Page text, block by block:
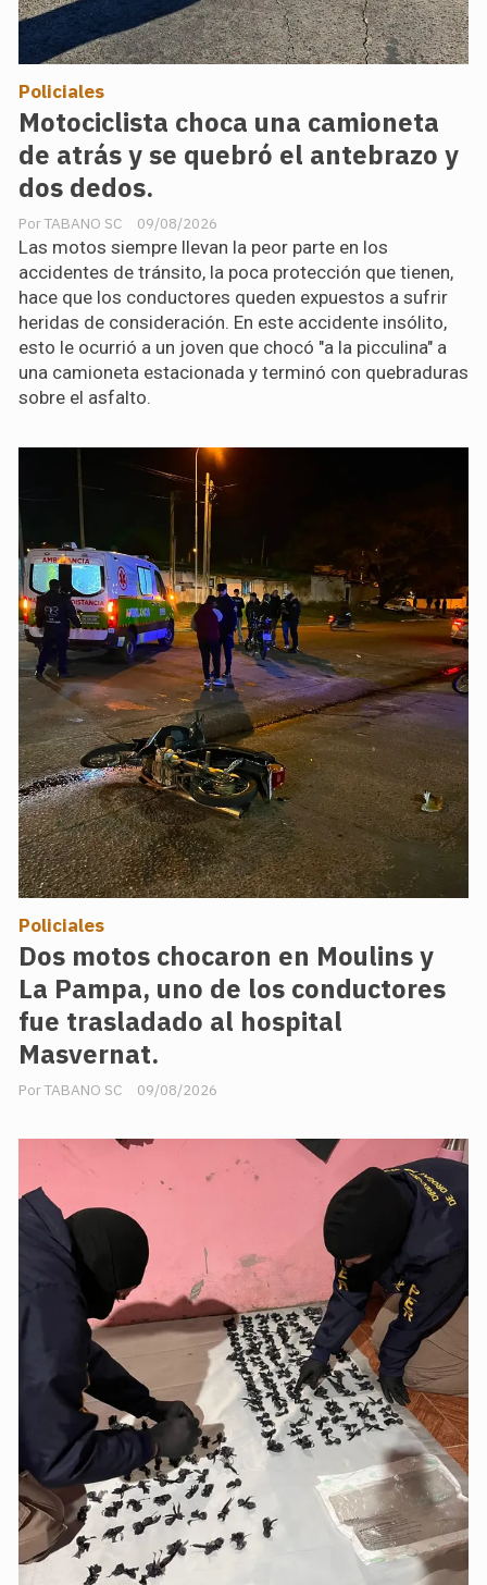
Motociclista choca una camioneta
de atrás y se quebró el antebrazo y
dos dedos.
TABANO SC
Policiales
09/08/2026
Las motos siempre llevan la peor parte en los
accidentes de tránsito, la poca protección que tienen,
hace que los conductores queden expuestos a sufrir
heridas de consideración. En este accidente insólito,
esto le ocurrió a un joven que chocó "a la picculina" a
una camioneta estacionada y terminó con quebraduras
sobre el asfalto.
Dos motos chocaron en Moulins y
La Pampa, uno de los conductores
fue trasladado al hospital
Masvernat.
TABANO SC
Policiales
09/08/2026